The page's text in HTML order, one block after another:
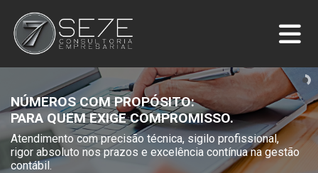
NÚMEROS COM PROPÓSITO:
PARA QUEM EXIGE COMPROMISSO.
Atendimento com precisão técnica, sigilo profissional,
rigor absoluto nos prazos e excelência contínua na gestão
contábil.